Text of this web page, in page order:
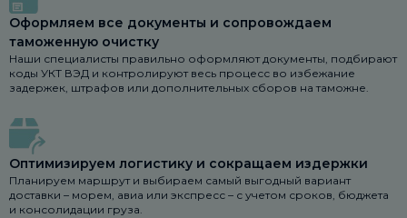
Оформляем все документы и сопровождаем
таможенную очистку
Наши специалисты правильно оформляют документы, подбирают
коды УКТ ВЭД и контролируют весь процесс во избежание
задержек, штрафов или дополнительных сборов на таможне.
Оптимизируем логистику и сокращаем издержки
Планируем маршрут и выбираем самый выгодный вариант
доставки – морем, авиа или экспресс – с учетом сроков, бюджета
и консолидации груза.